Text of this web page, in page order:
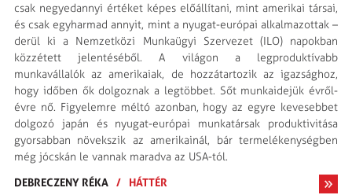
csak negyedannyi értéket képes előállítani, mint amerikai társai,
és csak egyharmad annyit, mint a nyugat-európai alkalmazottak –
derül ki a Nemzetközi Munkaügyi Szervezet (ILO) napokban
közzétett jelentéséből. A világon a legproduktívabb
munkavállalók az amerikaiak, de hozzátartozik az igazsághoz,
hogy időben ők dolgoznak a legtöbbet. Sőt munkaidejük évről-
évre nő. Figyelemre méltó azonban, hogy az egyre kevesebbet
dolgozó japán és nyugat-európai munkatársak produktivitása
gyorsabban növekszik az amerikainál, bár termelékenységben
még jócskán le vannak maradva az USA-tól.
DEBRECZENY RÉKA / HÁTTÉR